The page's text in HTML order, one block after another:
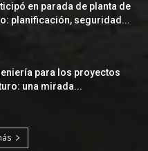
en parada de planta de
planificación, seguridad...
para los proyectos
una mirada...